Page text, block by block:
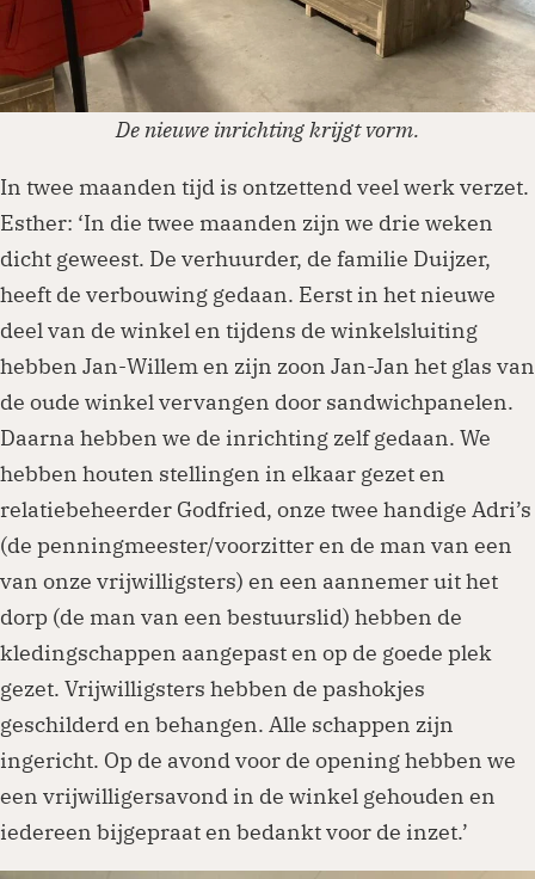
De nieuwe inrichting krijgt vorm.
In twee maanden tijd is ontzettend veel werk verzet.
Esther: ‘In die twee maanden zijn we drie weken
dicht geweest. De verhuurder, de familie Duijzer,
heeft de verbouwing gedaan. Eerst in het nieuwe
deel van de winkel en tijdens de winkelsluiting
hebben Jan-Willem en zijn zoon Jan-Jan het glas van
de oude winkel vervangen door sandwichpanelen.
Daarna hebben we de inrichting zelf gedaan. We
hebben houten stellingen in elkaar gezet en
relatiebeheerder Godfried, onze twee handige Adri’s
(de penningmeester/voorzitter en de man van een
van onze vrijwilligsters) en een aannemer uit het
dorp (de man van een bestuurslid) hebben de
kledingschappen aangepast en op de goede plek
gezet. Vrijwilligsters hebben de pashokjes
geschilderd en behangen. Alle schappen zijn
ingericht. Op de avond voor de opening hebben we
een vrijwilligersavond in de winkel gehouden en
iedereen bijgepraat en bedankt voor de inzet.’